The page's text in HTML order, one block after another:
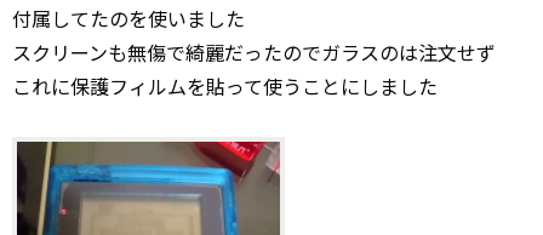
付属してたのを使いました
スクリーンも無傷で綺麗だったのでガラスのは注文せず
これに保護フィルムを貼って使うことにしました